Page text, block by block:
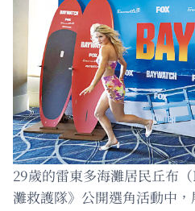
29歲的雷東多海灘居民丘布
灘救護隊》公開選角活動中